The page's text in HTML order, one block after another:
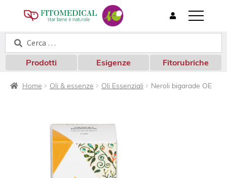
T
o
g
l
e
n
a
Cerca:
Cerca
Prodotti Esigenze Fitorubriche
Home Oli & essenze Oli Essenziali Neroli bigarade OE